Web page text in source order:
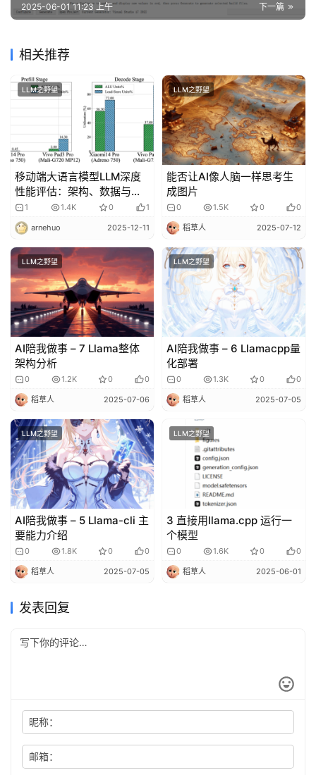
下一篇
2025-06-01 11:23 上午
相关推荐
LLM之野望
移动端大语言模型LLM深度
性能评估：架构、数据与优
化路径的全面解析
1 1.4K 0 1
arnehuo 2025-12-11
LLM之野望
能否让AI像人脑一样思考生
成图片
0 1.5K 0 0
稻草人 2025-07-12
LLM之野望
AI陪我做事 – 7 Llama整体
架构分析
0 1.2K 0 0
稻草人 2025-07-06
LLM之野望
AI陪我做事 – 6 Llamacpp量
化部署
0 1.3K 0 0
稻草人 2025-07-05
LLM之野望
AI陪我做事 – 5 Llama-cli 主
要能力介绍
0 1.8K 0 0
稻草人 2025-07-05
LLM之野望
3 直接用llama.cpp 运行一
个模型
0 1.6K 0 0
稻草人 2025-06-01
发表回复
昵称：
邮箱：